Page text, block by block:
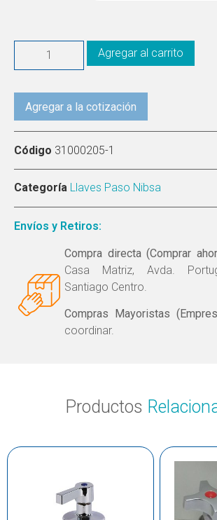
Agregar al carrito
Agregar a la cotización
Código 31000205-1
Categoría Llaves Paso Nibsa
Envíos y Retiros:
Compra directa (Comprar
Casa Matriz, Avda.
Santiago Centro.
Compras Mayoristas
coordinar.
Productos